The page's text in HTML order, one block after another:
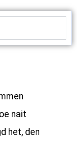
nait
het, den